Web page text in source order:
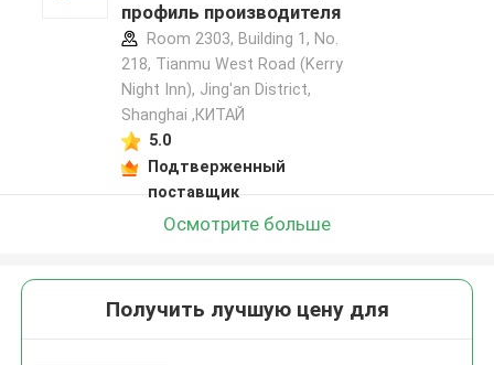
профиль производителя
Room 2303, Building 1, No.
218, Tianmu West Road (Kerry
Night Inn), Jing'an District,
Shanghai ,КИТАЙ
5.0
Подтверженный
поставщик
Осмотрите больше
Получить лучшую цену для